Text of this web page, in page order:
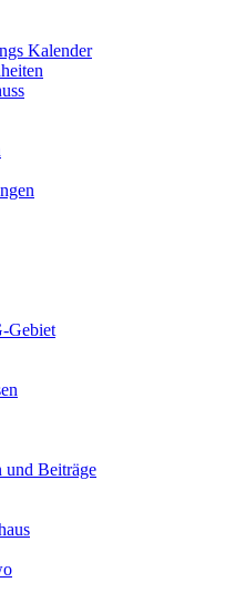
Kalender
Gebiet
und Beiträge